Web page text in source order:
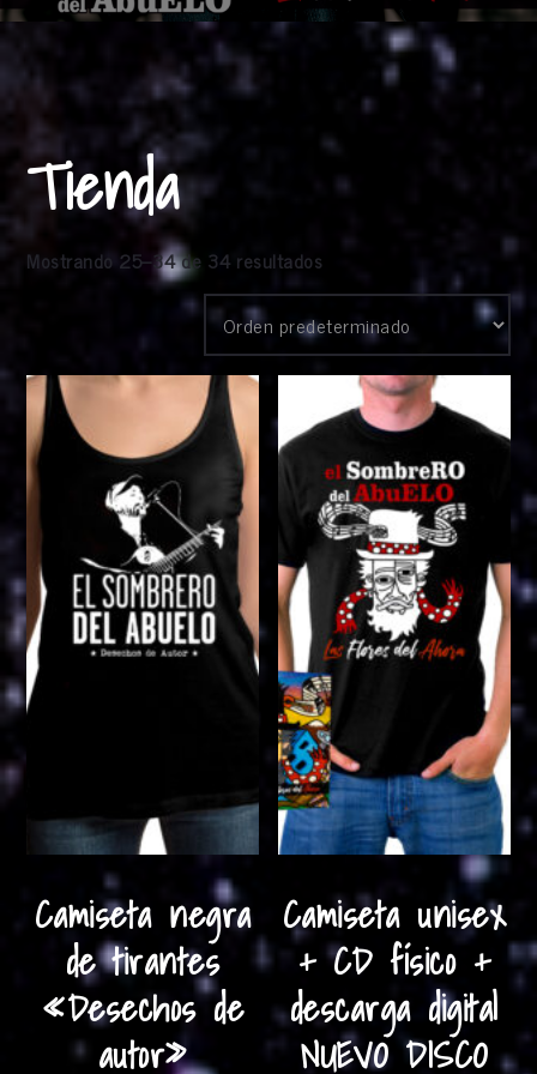
Tienda
Mostrando 25–34 de 34 resultados
Camiseta negra
de tirantes
«Desechos de
autor»
Camiseta unisex
+ CD físico +
descarga digital
NUEVO DISCO